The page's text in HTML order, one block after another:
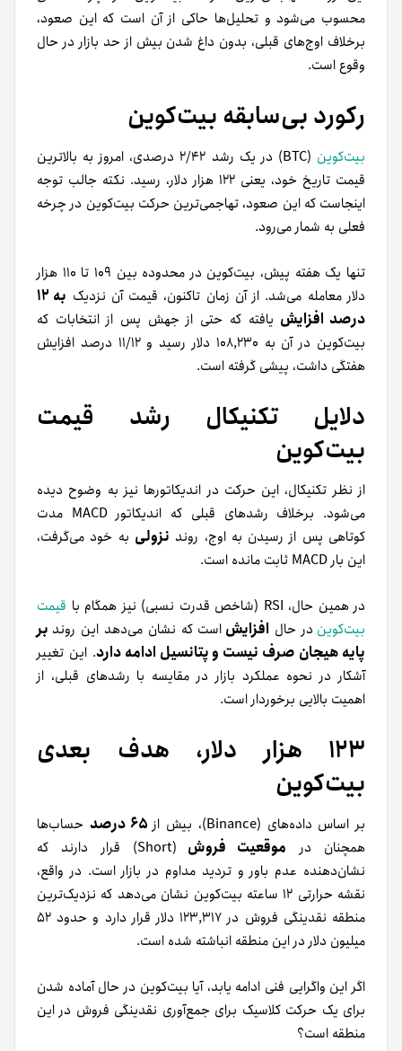
محسوب می‌شود و تحلیل‌ها حاکی از آن است که این صعود،
برخلاف اوج‌های قبلی، بدون داغ شدن بیش از حد بازار در حال
وقوع است.
رکورد بی‌سابقه بیت‌کوین
بیت‌کوین
(BTC) در یک رشد ۲/۴۲ درصدی، امروز به بالاترین
قیمت تاریخ خود، یعنی ۱۲۲ هزار دلار، رسید. نکته جالب توجه
اینجاست که این صعود، تهاجمی‌ترین حرکت بیت‌کوین در چرخه
فعلی به شمار می‌رود.
تنها یک هفته پیش، بیت‌کوین در محدوده بین ۱۰۹ تا ۱۱۰ هزار
دلار معامله می‌شد. از آن زمان تاکنون، قیمت آن نزدیک
به ۱۲
درصد افزایش یافته که حتی از جهش پس از انتخابات که
بیت‌کوین در آن به ۱۰۸,۲۳۰ دلار رسید و ۱۱/۱۲ درصد افزایش
هفتگی داشت، پیشی گرفته است.
دلایل تکنیکال رشد قیمت
بیت‌کوین
از نظر تکنیکال، این حرکت در اندیکاتورها نیز به وضوح دیده
می‌شود. برخلاف رشدهای قبلی که اندیکاتور MACD مدت
کوتاهی پس از رسیدن به اوج، روند نزولی به خود می‌گرفت،
این بار MACD ثابت مانده است.
در همین حال، RSI (شاخص قدرت نسبی) نیز همگام با
قیمت
بیت‌کوین در حال افزایش است که نشان می‌دهد این روند بر
پایه هیجان صرف نیست و پتانسیل ادامه دارد. این تغییر
آشکار در نحوه عملکرد بازار در مقایسه با رشدهای قبلی، از
اهمیت بالایی برخوردار است.
۱۲۳ هزار دلار، هدف بعدی
بیت‌کوین
بر اساس داده‌های (Binance)، بیش از ۶۵ درصد
حساب‌ها
همچنان در موقعیت فروش
(Short) قرار دارند که
نشان‌دهنده عدم باور و تردید مداوم در بازار است. در واقع،
نقشه حرارتی ۱۲ ساعته بیت‌کوین نشان می‌دهد که نزدیک‌ترین
منطقه نقدینگی فروش در ۱۲۳,۳۱۷ دلار قرار دارد و حدود ۵۲
میلیون دلار در این منطقه انباشته شده است.
اگر این واگرایی فنی ادامه یابد، آیا بیت‌کوین در حال آماده شدن
برای یک حرکت کلاسیک برای جمع‌آوری نقدینگی فروش در این
منطقه است؟